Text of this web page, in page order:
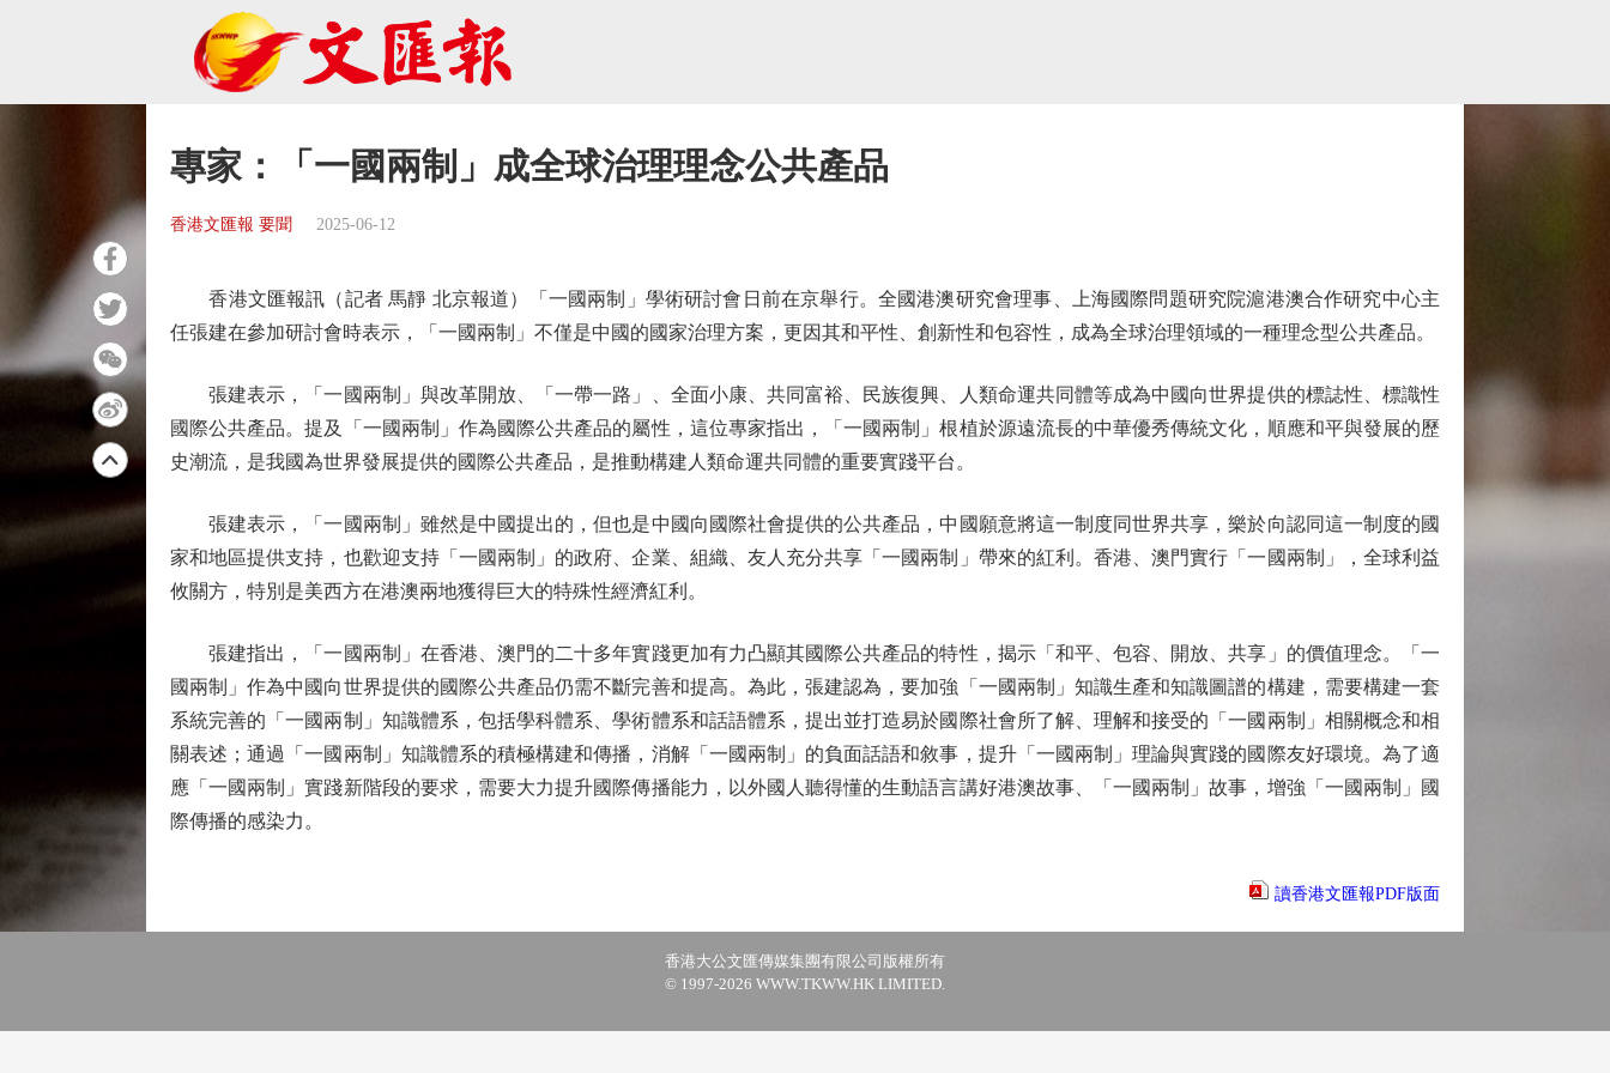
專家：「一國兩制」成全球治理理念公共產品
香港文匯報 要聞 2025-06-12
香港文匯報訊（記者 馬靜 北京報道）「一國兩制」學術研討會日前在京舉行。全國港澳研究會理事、上海國際問題研究院滬港澳合作研究中心主
任張建在參加研討會時表示，「一國兩制」不僅是中國的國家治理方案，更因其和平性、創新性和包容性，成為全球治理領域的一種理念型公共產品。
張建表示，「一國兩制」與改革開放、「一帶一路」、全面小康、共同富裕、民族復興、人類命運共同體等成為中國向世界提供的標誌性、標識性
國際公共產品。提及「一國兩制」作為國際公共產品的屬性，這位專家指出，「一國兩制」根植於源遠流長的中華優秀傳統文化，順應和平與發展的歷
史潮流，是我國為世界發展提供的國際公共產品，是推動構建人類命運共同體的重要實踐平台。
張建表示，「一國兩制」雖然是中國提出的，但也是中國向國際社會提供的公共產品，中國願意將這一制度同世界共享，樂於向認同這一制度的國
家和地區提供支持，也歡迎支持「一國兩制」的政府、企業、組織、友人充分共享「一國兩制」帶來的紅利。香港、澳門實行「一國兩制」，全球利益
攸關方，特別是美西方在港澳兩地獲得巨大的特殊性經濟紅利。
張建指出，「一國兩制」在香港、澳門的二十多年實踐更加有力凸顯其國際公共產品的特性，揭示「和平、包容、開放、共享」的價值理念。「一
國兩制」作為中國向世界提供的國際公共產品仍需不斷完善和提高。為此，張建認為，要加強「一國兩制」知識生產和知識圖譜的構建，需要構建一套
系統完善的「一國兩制」知識體系，包括學科體系、學術體系和話語體系，提出並打造易於國際社會所了解、理解和接受的「一國兩制」相關概念和相
關表述；通過「一國兩制」知識體系的積極構建和傳播，消解「一國兩制」的負面話語和敘事，提升「一國兩制」理論與實踐的國際友好環境。為了適
應「一國兩制」實踐新階段的要求，需要大力提升國際傳播能力，以外國人聽得懂的生動語言講好港澳故事、「一國兩制」故事，增強「一國兩制」國
際傳播的感染力。
讀香港文匯報PDF版面
香港大公文匯傳媒集團有限公司版權所有
© 1997-2026 WWW.TKWW.HK LIMITED.